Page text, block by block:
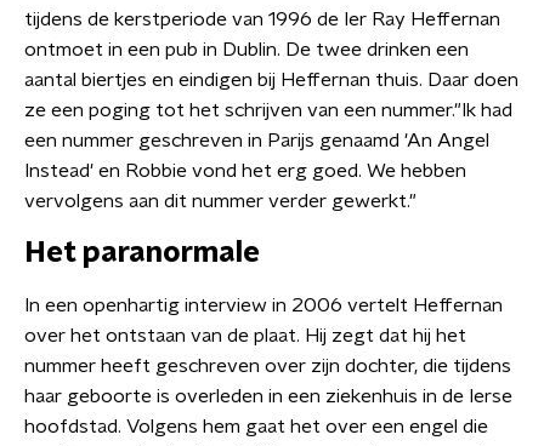
tijdens de kerstperiode van 1996 de Ier Ray Heffernan
ontmoet in een pub in Dublin. De twee drinken een
aantal biertjes en eindigen bij Heffernan thuis. Daar doen
ze een poging tot het schrijven van een nummer."Ik had
een nummer geschreven in Parijs genaamd 'An Angel
Instead' en Robbie vond het erg goed. We hebben
vervolgens aan dit nummer verder gewerkt."
Het paranormale
In een openhartig interview in 2006 vertelt Heffernan
over het ontstaan van de plaat. Hij zegt dat hij het
nummer heeft geschreven over zijn dochter, die tijdens
haar geboorte is overleden in een ziekenhuis in de Ierse
hoofdstad. Volgens hem gaat het over een engel die